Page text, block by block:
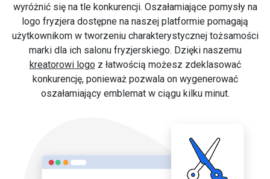
wyróżnić się na tle konkurencji. Oszałamiające pomysły na
logo fryzjera dostępne na naszej platformie pomagają
użytkownikom w tworzeniu charakterystycznej tożsamości
marki dla ich salonu fryzjerskiego. Dzięki naszemu
kreatorowi logoz łatwością możesz zdeklasować
konkurencję, ponieważ pozwala on wygenerować
oszałamiający emblemat w ciągu kilku minut.